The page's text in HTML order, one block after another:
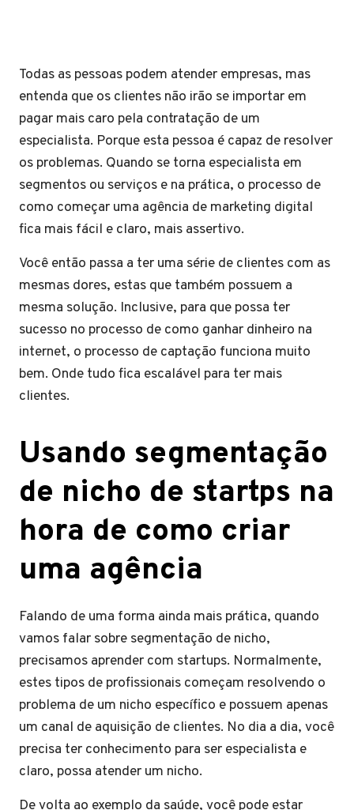
Todas as pessoas podem atender empresas, mas
entenda que os clientes não irão se importar em
pagar mais caro pela contratação de um
especialista. Porque esta pessoa é capaz de resolver
os problemas. Quando se torna especialista em
segmentos ou serviços e na prática, o processo de
como começar uma agência de marketing digital
fica mais fácil e claro, mais assertivo.
Você então passa a ter uma série de clientes com as
mesmas dores, estas que também possuem a
mesma solução. Inclusive, para que possa ter
sucesso no processo de como ganhar dinheiro na
internet, o processo de captação funciona muito
bem. Onde tudo fica escalável para ter mais
clientes.
Usando segmentação
de nicho de startps na
hora de como criar
uma agência
Falando de uma forma ainda mais prática, quando
vamos falar sobre segmentação de nicho,
precisamos aprender com startups. Normalmente,
estes tipos de profissionais começam resolvendo o
problema de um nicho específico e possuem apenas
um canal de aquisição de clientes. No dia a dia, você
precisa ter conhecimento para ser especialista e
claro, possa atender um nicho.
De volta ao exemplo da saúde, você pode estar